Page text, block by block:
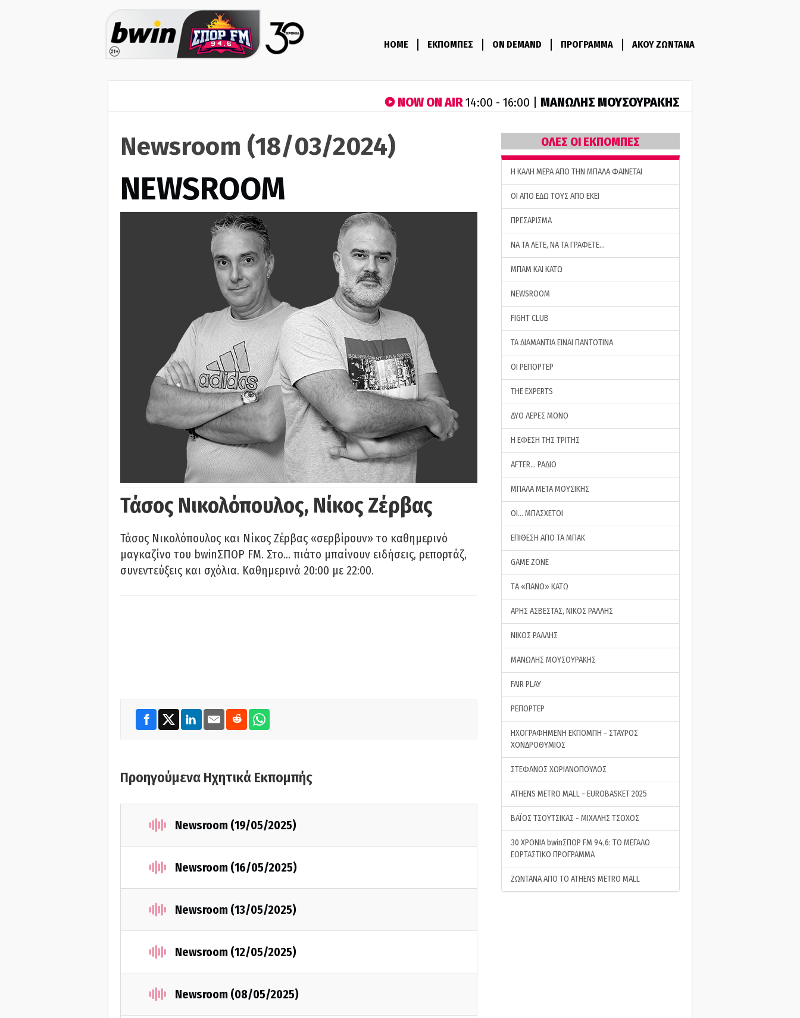
HOME ΕΚΠΟΜΠΕΣ ON DEMAND ΠΡΟΓΡΑΜΜΑ ΑΚΟΥ ΖΩΝΤΑΝΑ
NOW ON AIR14:00 - 16:00 | ΜΑΝΩΛΗΣ ΜΟΥΣΟΥΡΑΚΗΣ
Newsroom (18/03/2024)
NEWSROOM
Τάσος Νικολόπουλος, Νίκος Ζέρβας
Τάσος Νικολόπουλος και Νίκος Ζέρβας «σερβίρουν» το καθημερινό
μαγκαζίνο του bwinΣΠΟΡ FM. Στο… πιάτο μπαίνουν ειδήσεις, ρεπορτάζ,
συνεντεύξεις και σχόλια. Καθημερινά 20:00 με 22:00.
Προηγούμενα Ηχητικά Εκπομπής
Newsroom (19/05/2025)
Newsroom (16/05/2025)
Newsroom (13/05/2025)
Newsroom (12/05/2025)
Newsroom (08/05/2025)
ΟΛΕΣ ΟΙ ΕΚΠΟΜΠΕΣ
H ΚΑΛΗ ΜΕΡΑ ΑΠΟ ΤΗΝ ΜΠΑΛΑ ΦΑΙΝΕΤΑΙ
ΟΙ ΑΠΟ ΕΔΩ ΤΟΥΣ ΑΠΟ ΕΚΕΙ
ΠΡΕΣΑΡΙΣΜΑ
ΝΑ ΤΑ ΛΕΤΕ, ΝΑ ΤΑ ΓΡΑΦΕΤΕ…
ΜΠΑΜ ΚΑΙ ΚΑΤΩ
NEWSROOM
FIGHT CLUB
ΤΑ ΔΙΑΜΑΝΤΙΑ ΕΙΝΑΙ ΠΑΝΤΟΤΙΝΑ
ΟΙ ΡΕΠΟΡΤΕΡ
THE EXPERTS
ΔΥΟ ΛΕΡΕΣ ΜΟΝΟ
Η ΕΦΕΣΗ ΤΗΣ ΤΡΙΤΗΣ
AFTER… ΡΑΔΙΟ
ΜΠΑΛΑ ΜΕΤΑ ΜΟΥΣΙΚΗΣ
ΟΙ… ΜΠΑΣΧΕΤΟΙ
ΕΠΙΘΕΣΗ ΑΠΟ ΤΑ ΜΠΑΚ
GAME ZONE
ΤA «ΠΑΝΟ» ΚΑΤΩ
ΑΡΗΣ ΑΣΒΕΣΤΑΣ, ΝΙΚΟΣ ΡΑΛΛΗΣ
ΝΙΚΟΣ ΡΑΛΛΗΣ
ΜΑΝΩΛΗΣ ΜΟΥΣΟΥΡΑΚΗΣ
FAIR PLAY
ΡΕΠΟΡΤΕΡ
ΗΧΟΓΡΑΦΗΜΕΝΗ ΕΚΠΟΜΠΗ - ΣΤΑΥΡΟΣ
ΧΟΝΔΡΟΘΥΜΙΟΣ
ΣΤΕΦΑΝΟΣ ΧΩΡΙΑΝΟΠΟΥΛΟΣ
ATHENS METRO MALL - EUROBASKET 2025
ΒΑΪΟΣ ΤΣΟΥΤΣΙΚΑΣ - ΜΙΧΑΛΗΣ ΤΣΟΧΟΣ
30 ΧΡΟΝΙΑ bwinΣΠΟΡ FM 94,6: ΤΟ ΜΕΓΑΛΟ
ΕΟΡΤΑΣΤΙΚΟ ΠΡΟΓΡΑΜΜΑ
ΖΩΝΤΑΝΑ ΑΠΟ ΤΟ ATHENS METRO MALL